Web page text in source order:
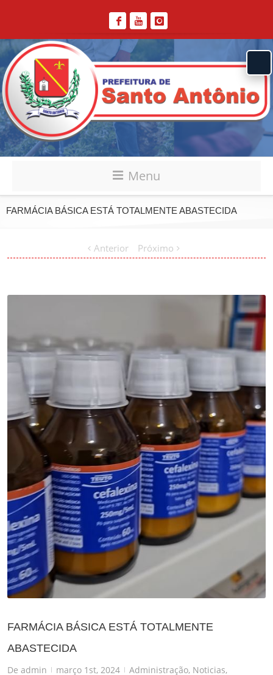
Menu
FARMÁCIA BÁSICA ESTÁ TOTALMENTE ABASTECIDA
Anterior Próximo
FARMÁCIA BÁSICA ESTÁ TOTALMENTE
ABASTECIDA
De admin | março 1st, 2024 | Administração, Noticias,